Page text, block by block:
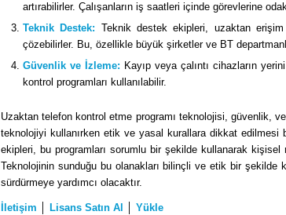
artırabilirler. Çalışanların iş saatleri içinde görevlerine
Teknik Destek: Teknik destek ekipleri, uzaktan erişim
çözebilirler. Bu, özellikle büyük şirketler ve BT
Güvenlik ve İzleme: Kayıp veya çalıntı cihazların
kontrol programları kullanılabilir.
Uzaktan telefon kontrol etme programı teknolojisi, güvenlik,
teknolojiyi kullanırken etik ve yasal kurallara dikkat
ekipleri, bu programları sorumlu bir şekilde kullanarak
Teknolojinin sunduğu bu olanakları bilinçli ve etik bir
sürdürmeye yardımcı olacaktır.
İletişim Lisans Satın Al Yükle